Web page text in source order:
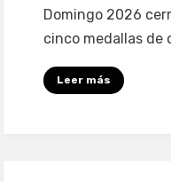
Domingo 2026
cinco medallas de
Leer más